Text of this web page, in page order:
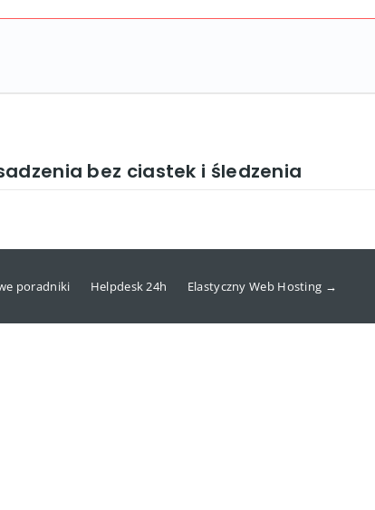
bez ciastek i śledzenia
poradniki Helpdesk 24h Elastyczny Web Hosting →